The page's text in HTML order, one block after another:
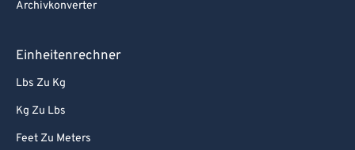
Archivkonverter
Einheitenrechner
Lbs Zu Kg
Kg Zu Lbs
Feet Zu Meters